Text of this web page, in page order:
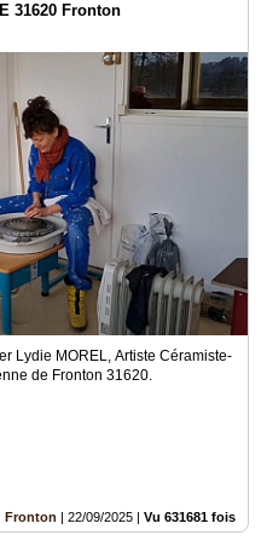
31620 Fronton
Lydie MOREL, Artiste Céramiste-
de Fronton 31620.
Fronton | 22/09/2025 | Vu 631681 fois